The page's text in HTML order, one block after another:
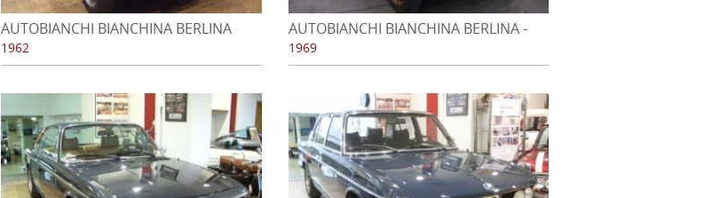
AUTOBIANCHI BIANCHINA BERLINA
PANORAMICA - 1962
1962
AUTOBIANCHI BIANCHINA BERLINA -
1969
1969